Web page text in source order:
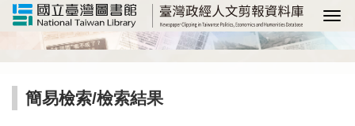
選
簡易檢索/檢索結果